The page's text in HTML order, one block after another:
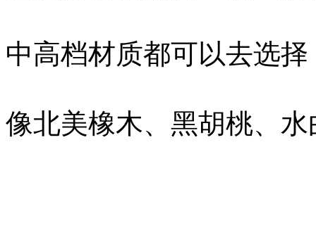
中高档材质都可以去选择
像北美橡木、黑胡桃、